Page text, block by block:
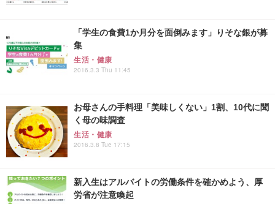
「学生の食費1か月分を面倒みます」りそな銀が募
集
生活・健康
2016.3.3 Thu 11:45
お母さんの手料理「美味しくない」1割、10代に聞
く母の味調査
生活・健康
2016.3.8 Tue 17:15
新入生はアルバイトの労働条件を確かめよう、厚
労省が注意喚起